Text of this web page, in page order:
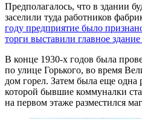
Предполагалось, что в здании
заселили туда работников
году предприятие было
торги выставили главное
В конце 1930-х годов была
по улице Горького, во время
дом горел. Затем была еще одна
которой бывшие коммуналки
на первом этаже разместился